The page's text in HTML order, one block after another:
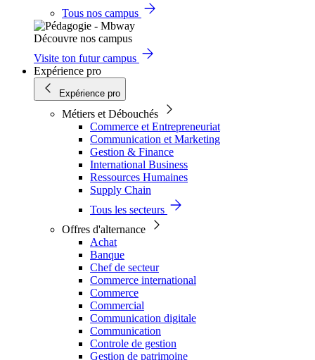
Tous nos campus
Découvre nos campus
Visite ton futur campus
Expérience pro
Expérience pro
Métiers et Débouchés
Commerce et Entrepreneuriat
Communication et Marketing
Gestion & Finance
International Business
Ressources Humaines
Supply Chain
Tous les secteurs
Offres d'alternance
Achat
Banque
Chef de secteur
Commerce international
Commerce
Commercial
Communication digitale
Communication
Controle de gestion
Gestion de patrimoine